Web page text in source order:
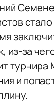
из-за
турнира
и